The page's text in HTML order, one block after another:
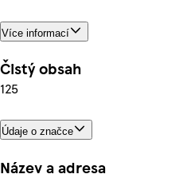
Více informací
Čistý obsah
125
Údaje o značce
Název a adresa